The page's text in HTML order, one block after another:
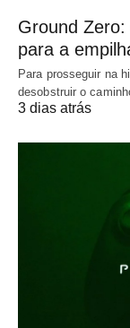
Ground
para a
Para prosseguir na
desobstruir o
3 dias atrás